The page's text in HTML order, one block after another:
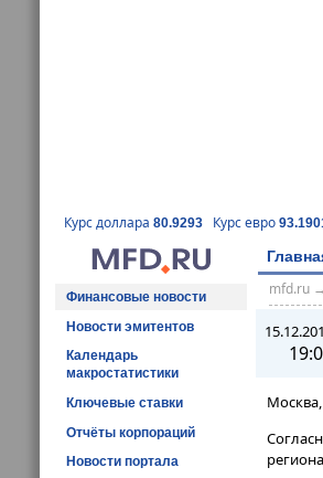
Курс доллара 80.9293 Курс евро
Финансовые новости
Новости эмитентов
Календарь
макростатистики
Ключевые ставки
Отчёты корпораций
Новости портала
mfd.ru→